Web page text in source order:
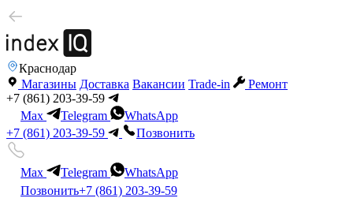
Краснодар
Магазины Доставка Вакансии Trade-in
Ремонт
+7 (861) 203-39-59
Max
Telegram
WhatsApp
+7 (861) 203-39-59
Позвонить
Max Telegram
WhatsApp
Позвонить+7 (861) 203-39-59